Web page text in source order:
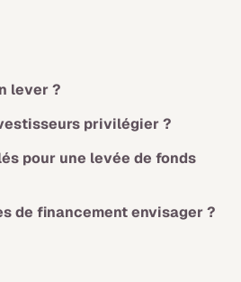
lever ?
privilégier ?
pour une levée de fonds
de financement envisager ?